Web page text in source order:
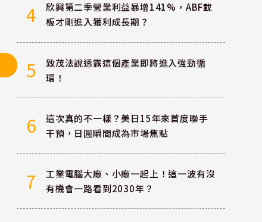
4
欣興第二季營業利益暴增141%，ABF載
板才剛進入獲利成長期？
5
致茂法說透露這個產業即將進入強勁循
環！
6
這次真的不一樣？美日15年來首度聯手
干預，日圓瞬間成為市場焦點
7
工業電腦大廠、小廠一起上！這一波有沒
有機會一路看到2030年？